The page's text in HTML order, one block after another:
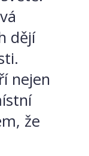
dějí
nejen
že